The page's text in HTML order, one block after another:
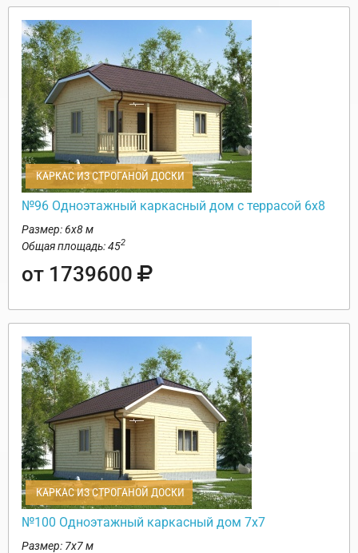
КАРКАС ИЗ СТРОГАНОЙ ДОСКИ
№96 Одноэтажный каркасный дом с террасой 6х8
Размер: 6х8 м
Общая площадь: 452
от 1739600
КАРКАС ИЗ СТРОГАНОЙ ДОСКИ
№100 Одноэтажный каркасный дом 7х7
Размер: 7х7 м